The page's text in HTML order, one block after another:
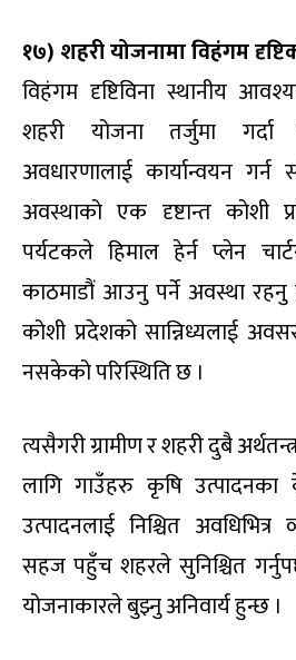
१७) शहरी योजनामा विहंगम
विहंगम दृष्टिविना स्थानीय
शहरी योजना तर्जुमा
अवधारणालाई कार्यान्वयन
अवस्थाको एक दृष्टान्त कोशी
पर्यटकले हिमाल हेर्न प्लेन
काठमाडौं आउनु पर्ने अवस्था
कोशी प्रदेशको सान्निध्यलाई
नसकेको परिस्थिति छ ।
त्यसैगरी ग्रामीण र शहरी दुबै
लागि गाउँहरु कृषि उत्पादनका
उत्पादनलाई निश्चित
सहज पहुँच शहरले सुनिश्चित
योजनाकारले बुझ्नु अनिवार्य हुन्छ ।